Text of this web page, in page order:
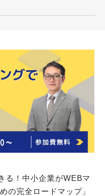
る！中小企業がWEBマ
の完全ロードマップ」